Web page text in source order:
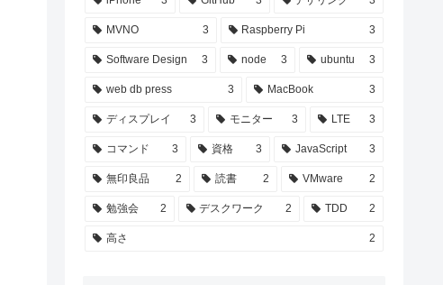
MVNO 3 Raspberry Pi 3
Software Design 3 node 3 ubuntu 3
web db press 3 MacBook 3
ディスプレイ 3 モニター 3 LTE 3
コマンド 3 資格 3 JavaScript 3
無印良品 2 読書 2 VMware 2
勉強会 2 デスクワーク 2 TDD 2
高さ 2